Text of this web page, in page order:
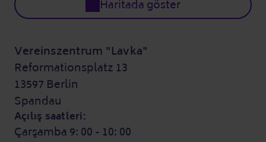
Haritada göster
Vereinszentrum "Lavka"
Reformationsplatz 13
13597 Berlin
Spandau
Açılış saatleri:
Çarşamba 9: 00 - 10: 00